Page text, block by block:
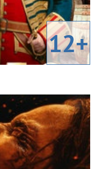
12+